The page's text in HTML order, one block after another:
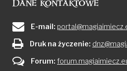
Dane kontaktowe
E-mail:
Druk na życzenie:
Forum: